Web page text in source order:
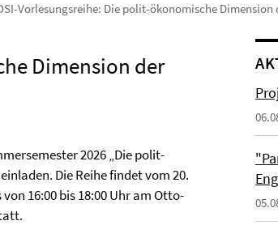
Vorlesungsreihe: Die polit-ökonomische
Dimension der
2026 „Die polit-
Die Reihe findet vom 20.
16:00 bis 18:00 Uhr am Otto-